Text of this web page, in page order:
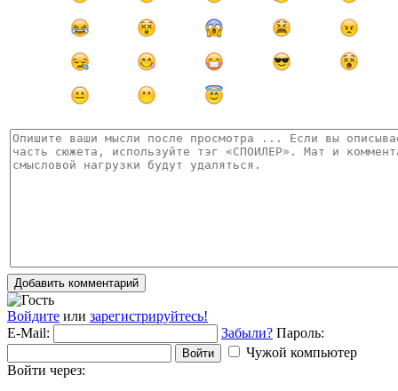
Добавить комментарий
Войдите или зарегистрируйтесь!
E-Mail:
Забыли? Пароль:
Войти
Чужой компьютер
Войти через: